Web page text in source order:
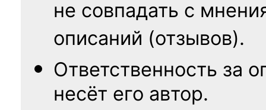
не совпадать с
описаний (отзывов).
Ответственность за
несёт его автор.